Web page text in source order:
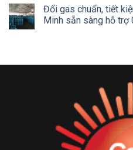
Đổi gas chuẩn, tiết
Minh sẵn sàng hỗ trợ